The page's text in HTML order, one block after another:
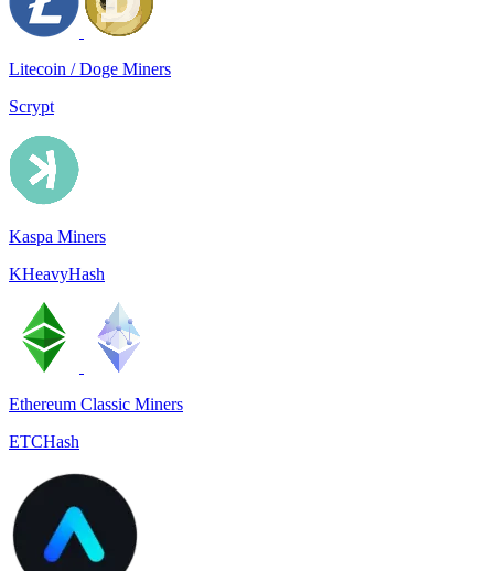
Litecoin / Doge Miners
Scrypt
Kaspa Miners
KHeavyHash
Ethereum Classic Miners
ETCHash